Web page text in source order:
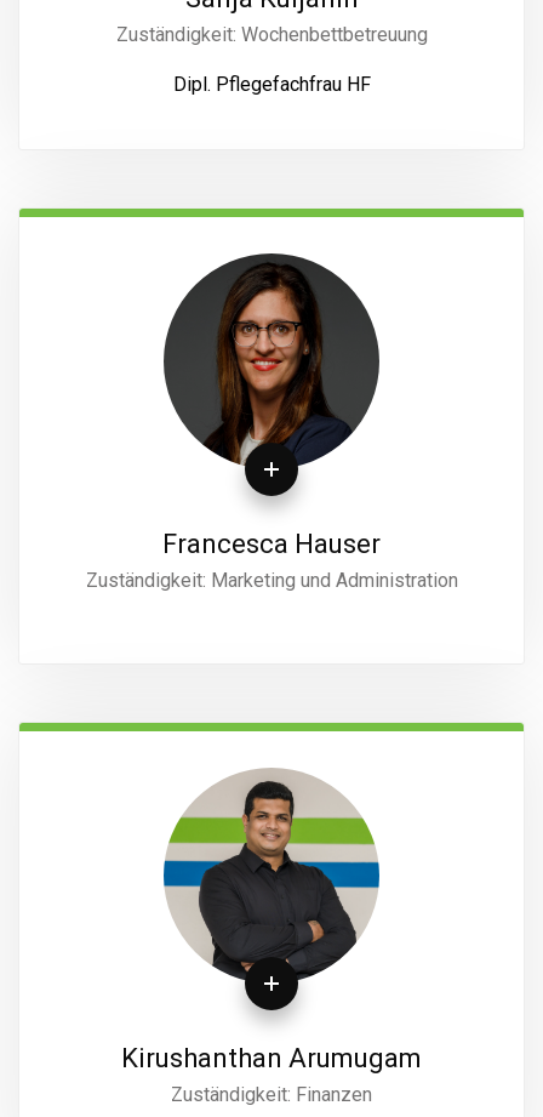
Zuständigkeit: Wochenbettbetreuung
Dipl. Pflegefachfrau HF
Francesca Hauser
Zuständigkeit: Marketing und Administration
Kirushanthan Arumugam
Zuständigkeit: Finanzen